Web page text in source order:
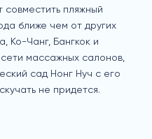
совместить пляжный
ближе чем от других
Ко-Чанг, Бангкок и
массажных салонов,
сад Нонг Нуч с его
не придется.